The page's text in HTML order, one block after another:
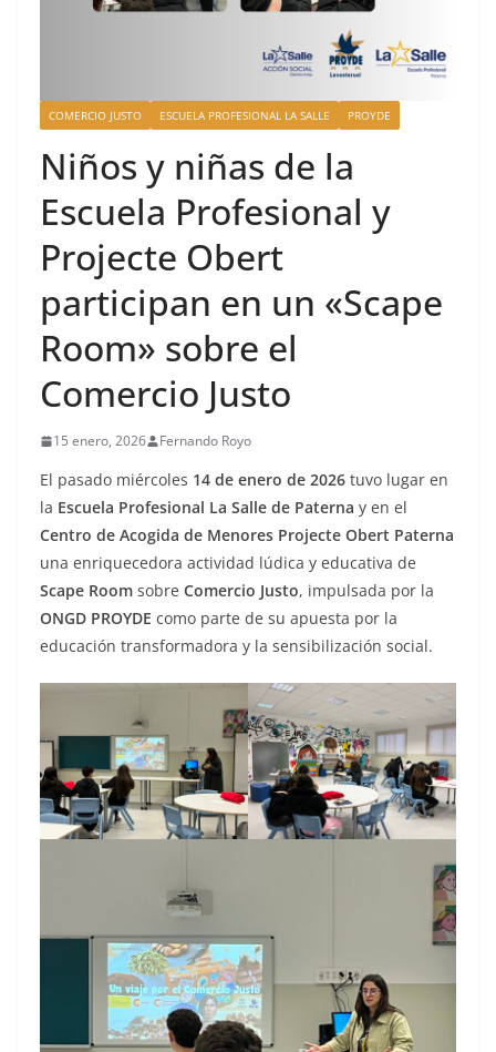
COMERCIO JUSTO ESCUELA PROFESIONAL LA SALLE PROYDE
Niños y niñas de la
Escuela Profesional y
Projecte Obert
participan en un «Scape
Room» sobre el
Comercio Justo
15 enero, 2026 Fernando Royo
El pasado miércoles 14 de enero de 2026 tuvo lugar en
la Escuela Profesional La Salle de Paterna y en el
Centro de Acogida de Menores Projecte Obert Paterna
una enriquecedora actividad lúdica y educativa de
Scape Room sobre Comercio Justo, impulsada por la
ONGD PROYDE como parte de su apuesta por la
educación transformadora y la sensibilización social.